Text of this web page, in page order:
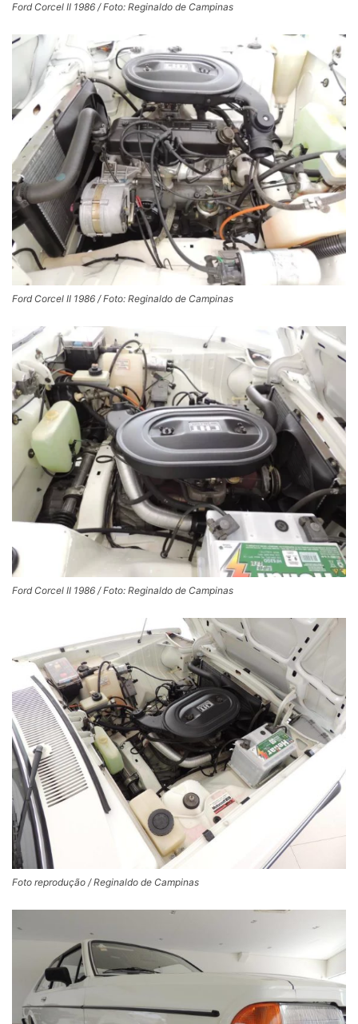
Ford Corcel II 1986 / Foto: Reginaldo de Campinas
Ford Corcel II 1986 / Foto: Reginaldo de Campinas
Ford Corcel II 1986 / Foto: Reginaldo de Campinas
Foto reprodução / Reginaldo de Campinas